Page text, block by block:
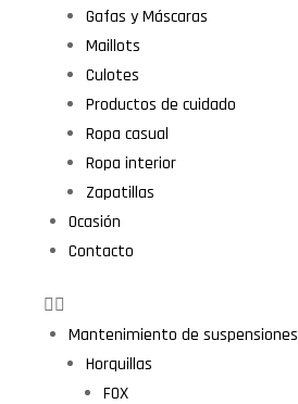
Gafas y Máscaras
Maillots
Culotes
Productos de cuidado
Ropa casual
Ropa interior
Zapatillas
Ocasión
Contacto
Mantenimiento de suspensiones
Horquillas
FOX